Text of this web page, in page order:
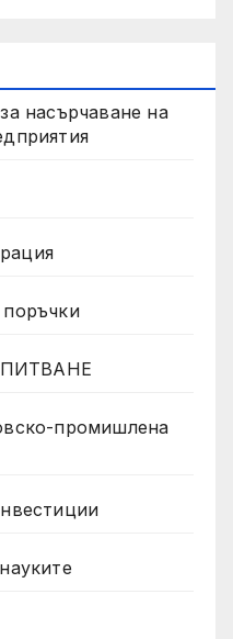
насърчаване на
промишлена